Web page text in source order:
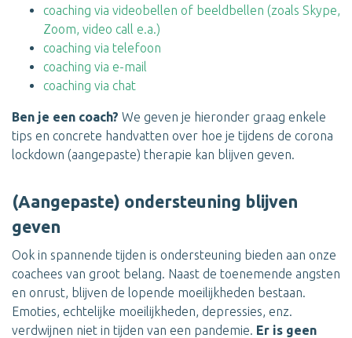
coaching via videobellen of beeldbellen (zoals Skype,
Zoom, video call e.a.)
coaching via telefoon
coaching via e-mail
coaching via chat
Ben je een coach? We geven je hieronder graag enkele
tips en concrete handvatten over hoe je tijdens de corona
lockdown (aangepaste) therapie kan blijven geven.
(Aangepaste) ondersteuning blijven
geven
Ook in spannende tijden is ondersteuning bieden aan onze
coachees van groot belang. Naast de toenemende angsten
en onrust, blijven de lopende moeilijkheden bestaan.
Emoties, echtelijke moeilijkheden, depressies, enz.
verdwijnen niet in tijden van een pandemie. Er is geen